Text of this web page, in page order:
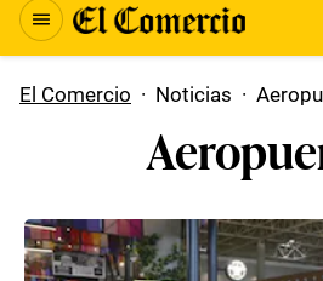
El Comercio · Noticias ·